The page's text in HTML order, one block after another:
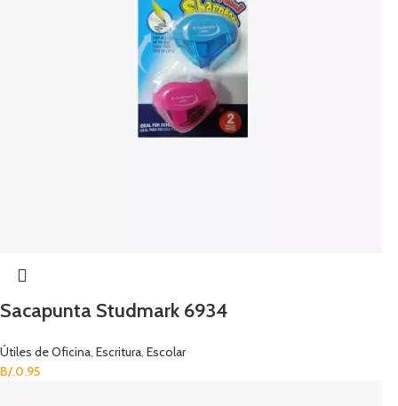
Sacapunta Studmark 6934
Útiles de Oficina, Escritura, Escolar
B/.0.95